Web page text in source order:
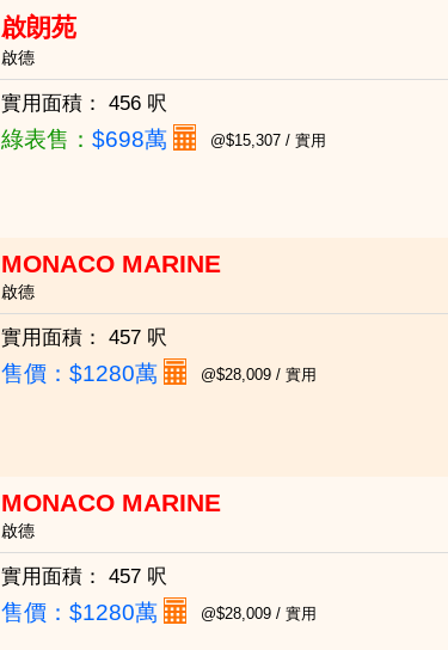
啟朗苑
啟德
實用面積： 456 呎
綠表售： $698萬 @$15,307 / 實用
MONACO MARINE
啟德
實用面積： 457 呎
售價： $1280萬 @$28,009 / 實用
MONACO MARINE
啟德
實用面積： 457 呎
售價： $1280萬 @$28,009 / 實用